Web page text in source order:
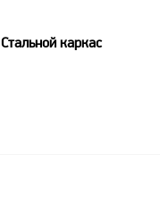
Стальной каркас